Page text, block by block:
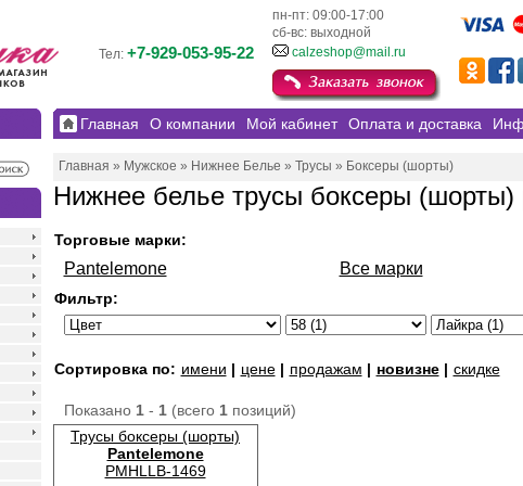
пн-пт: 09:00-17:00
сб-вс: выходной
Тел: +7-929-053-95-22 calzeshop@mail.ru
Главная О компании Мой кабинет Оплата и доставка
Главная » Мужское » Нижнее Белье » Трусы » Боксеры (шорты)
Нижнее белье трусы боксеры (шорты)
Торговые марки:
Pantelemone Все марки
Фильтр:
Сортировка по: имени | цене| продажам | новизне| скидке
Показано 1- 1(всего 1позиций)
Трусы боксеры (шорты)
Pantelemone
PMHLLB-1469